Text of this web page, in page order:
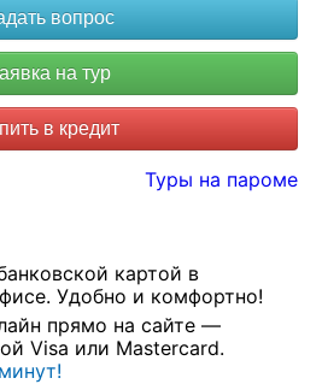
в кредит
Туры на пароме
картой в
Удобно и комфортно!
прямо на сайте —
Visa или Mastercard.